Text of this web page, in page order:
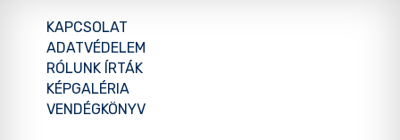
KAPCSOLAT
ADATVÉDELEM
RÓLUNK ÍRTÁK
KÉPGALÉRIA
VENDÉGKÖNYV